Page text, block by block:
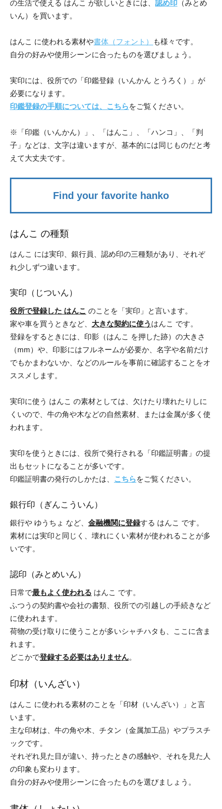
の生活で使える はんこ が欲しいときには、 認め印 （みとめ
いん）を買います。
はんこ に使われる素材や書体（フォント）
も様々です。
自分の好みや使用シーンに合ったものを選びましょう。
実印には、役所での「印鑑登録（いんかん とうろく）」が
必要になります。
印鑑登録の手順については、こちらをご覧ください。
※「印鑑（いんかん）」、「はんこ」、「ハンコ」、「判
子」などは、文字は違いますが、基本的には同じものだと考
えて大丈夫です。
Find your favorite hanko
はんこ の種類
はんこ には実印、銀行員、認め印の三種類があり、 それぞ
れ少しずつ違います。
実印（じついん）
役所で登録した はんこ のことを「実印」と言います。
家や車を買うときなど、 大きな契約に使う はんこ です。
登録をするときには、印影（はんこ を押した跡）の大きさ
（mm）や、印影にはフルネームが必要か、名字や名前だけ
でもかまわないか、などのルールを事前に確認することをオ
ススメします。
実印に使う はんこ の素材としては、欠けたり壊れたりしに
くいので、牛の角や木などの自然素材、または金属が多く使
われます。
実印を使うときには、役所で発行される「印鑑証明書」の提
出もセットになることが多いです。
印鑑証明書の発行のしかたは、 こちらをご覧ください。
銀行印（ぎんこういん）
銀行や ゆうちょ など、 金融機関に登録する はんこ です。
素材には実印と同じく、壊れにくい素材が使われることが多
いです。
認印（みとめいん）
日常で最もよく使われる はんこ です。
ふつうの契約書や会社の書類、役所での引越しの手続きなど
に使われます。
荷物の受け取りに使うことが多いシャチハタも、ここに含ま
れます。
どこかで登録する必要はありません。
印材（いんざい）
はんこ に使われる素材のことを「印材（いんざい）」と言
います。
主な印材は、牛の角や木、チタン（金属加工品）やプラスチ
ックです。
それぞれ見た目が違い、持ったときの感触や、それを見た人
の印象も変わります。
自分の好みや使用シーンに合ったものを選びましょう。